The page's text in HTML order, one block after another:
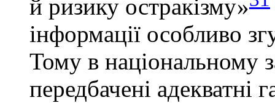
й ризику остракізму»
інформації особливо
Тому в національному
передбачені адекватні